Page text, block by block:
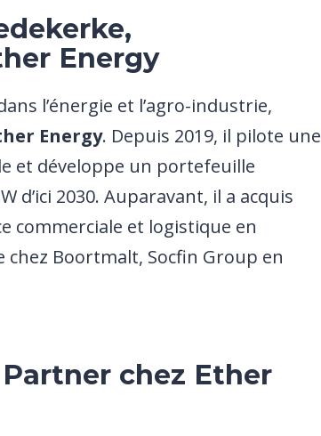
Energy
l’énergie et l’agro-industrie,
Energy. Depuis 2019, il pilote une
et développe un portefeuille
d’ici 2030. Auparavant, il a acquis
commerciale et logistique en
Boortmalt, Socfin Group en
chez Ether